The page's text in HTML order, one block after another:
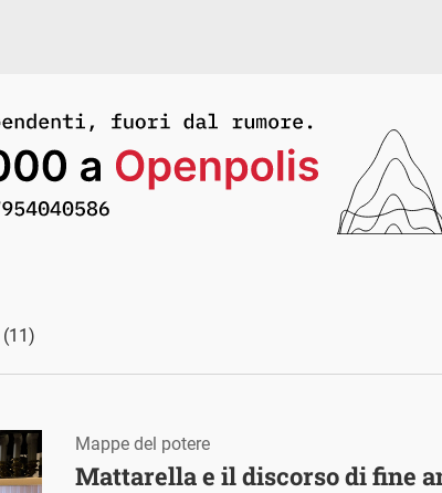
(11)
Mattarella e il discorso di fine
Mappe del potere